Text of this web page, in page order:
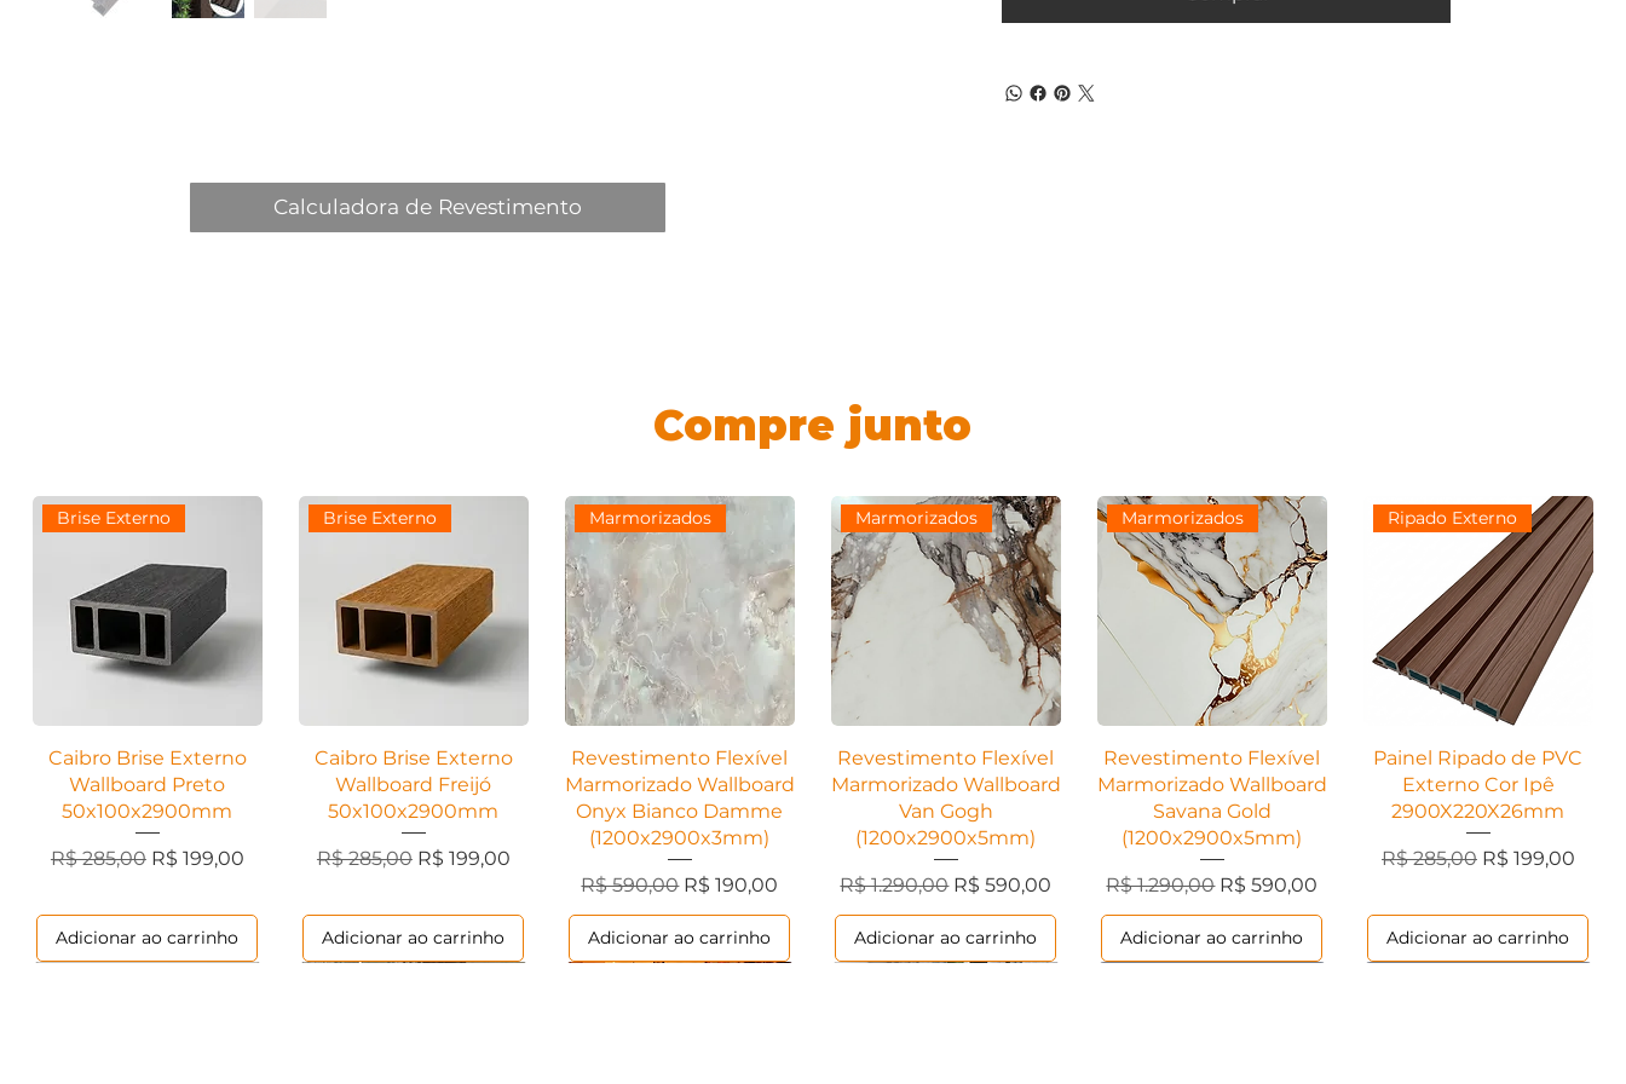
Calculadora de Revestimento
Compre junto
Visualização rápida
Brise Externo
Caibro Brise Externo
Wallboard Preto
50x100x2900mm
Preço normal
R$ 285,00 Preço promocional
R$ 199,00
Adicionar ao carrinho
Visualização rápida
Brise Externo
Caibro Brise Externo
Wallboard Freijó
50x100x2900mm
Preço normal
R$ 285,00 Preço promocional
R$ 199,00
Adicionar ao carrinho
Visualização rápida
Marmorizados
Revestimento Flexível
Marmorizado Wallboard
Onyx Bianco Damme
(1200x2900x3mm)
Preço normal
R$ 590,00 Preço promocional
R$ 190,00
Adicionar ao carrinho
Visualização rápida
Marmorizados
Revestimento Flexível
Marmorizado Wallboard
Van Gogh
(1200x2900x5mm)
Preço normal
R$ 1.290,00 Preço promocional
R$ 590,00
Adicionar ao carrinho
Visualização rápida
Marmorizados
Revestimento Flexível
Marmorizado Wallboard
Savana Gold
(1200x2900x5mm)
Preço normal
R$ 1.290,00 Preço promocional
R$ 590,00
Adicionar ao carrinho
Visualização rápida
Ripado Externo
Painel Ripado de PVC
Externo Cor Ipê
2900X220X26mm
Preço normal
R$ 285,00 Preço
R$ 199,00
Adicionar ao carrinho